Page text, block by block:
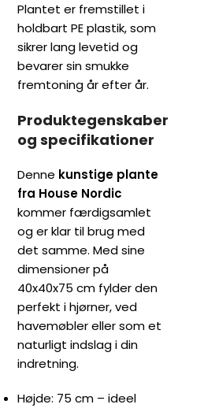
Plantet er fremstillet i
holdbart PE plastik, som
sikrer lang levetid og
bevarer sin smukke
fremtoning år efter år.
Produktegenskaber
og specifikationer
Denne kunstige plante
fra House Nordic
kommer færdigsamlet
og er klar til brug med
det samme. Med sine
dimensioner på
40x40x75 cm fylder den
perfekt i hjørner, ved
havemøbler eller som et
naturligt indslag i din
indretning.
Højde: 75 cm – ideel